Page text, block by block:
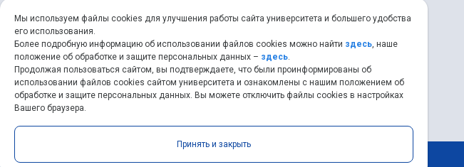
8 (846) 267-43-70
ssau@ssau.ru
8 (846) 267-48-67
priem@ssau.ru
Мы используем файлы cookies для улучшения работы сайта университета и большего удобства
его использования.
Более подробную информацию об использовании файлов cookies можно найти здесь, наше
положение об обработке и защите персональных данных – здесь.
Продолжая пользоваться сайтом, вы подтверждаете, что были проинформированы об
использовании файлов cookies сайтом университета и ознакомлены с нашим положением об
обработке и защите персональных данных. Вы можете отключить файлы cookies в настройках
Вашего браузера.
Принять и закрыть